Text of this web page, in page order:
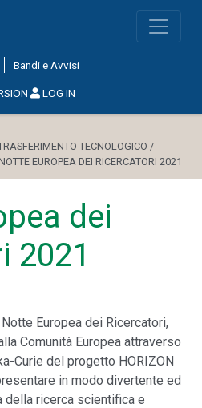
Bandi e Avvisi
LOG IN
TECNOLOGICO /
EUROPEA DEI RICERCATORI 2021
dei
2021
Europea dei Ricercatori,
Comunità Europea attraverso
Curie del progetto HORIZON
in modo divertente ed
ricerca scientifica e